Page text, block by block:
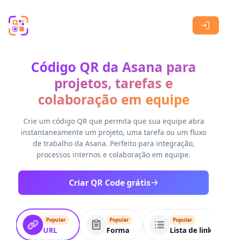
Código QR da Asana para
projetos, tarefas e
colaboração em equipe
Crie um código QR que permita que sua equipe abra
instantaneamente um projeto, uma tarefa ou um fluxo
de trabalho da Asana. Perfeito para integração,
processos internos e colaboração em equipe.
Criar QR Code grátis
Popular
URL
Popular
Forma
Popular
Lista de links